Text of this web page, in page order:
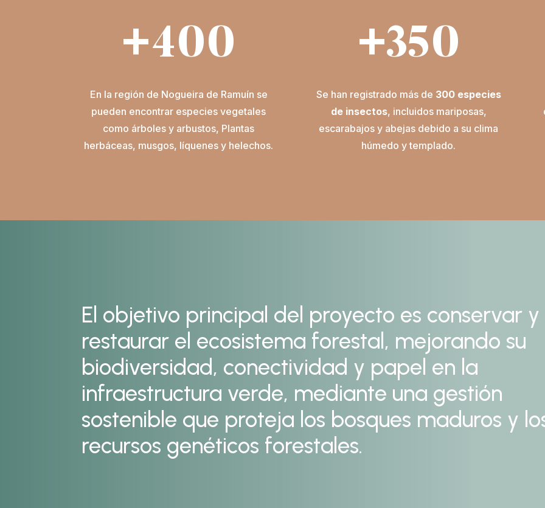
+400
En la región de Nogueira de Ramuín se
pueden encontrar especies vegetales
como árboles y arbustos, Plantas
herbáceas, musgos, líquenes y helechos.
+350
Se han registrado más de 300 especies
de insectos, incluidos mariposas,
escarabajos y abejas debido a su clima
húmedo y templado.
El objetivo principal del proyecto es conservar y
restaurar el ecosistema forestal, mejorando su
biodiversidad, conectividad y papel en la
infraestructura verde, mediante una gestión
sostenible que proteja los bosques maduros y
recursos genéticos forestales.